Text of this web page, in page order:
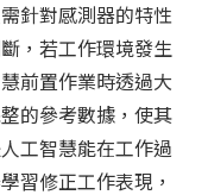
針對感測器的特性
，若工作環境發生
前置作業時透過大
的參考數據，使其
工智慧能在工作過
習修正工作表現，